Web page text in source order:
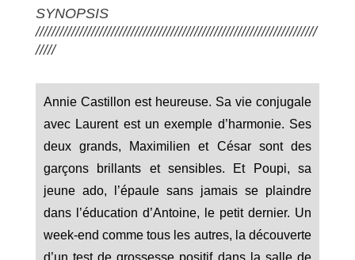
SYNOPSIS
///////////////////////////////////////////////////////////////////////
/////
Annie Castillon est heureuse. Sa vie conjugale
avec Laurent est un exemple d’harmonie. Ses
deux grands, Maximilien et César sont des
garçons brillants et sensibles. Et Poupi, sa
jeune ado, l’épaule sans jamais se plaindre
dans l’éducation d’Antoine, le petit dernier. Un
week-end comme tous les autres, la découverte
d’un test de grossesse positif dans la salle de